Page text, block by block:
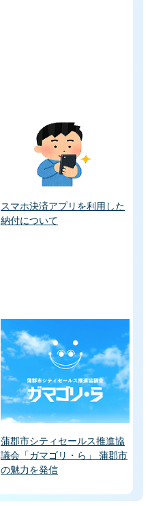
スマホ決済アプリを利用した
納付について
蒲郡市シティセールス推進協
議会「ガマゴリ・ら」 蒲郡市
の魅力を発信